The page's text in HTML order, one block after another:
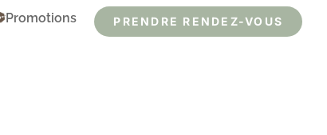
Promotions PRENDRE RENDEZ-VOUS